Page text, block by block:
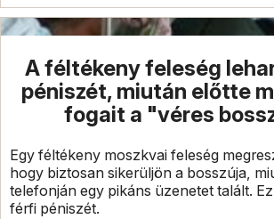
A féltékeny feleség
péniszét, miután előtte
fogait a "véres
Egy féltékeny moszkvai feleség
hogy biztosan sikerüljön a bosszúja,
telefonján egy pikáns üzenetet talált.
férfi péniszét.